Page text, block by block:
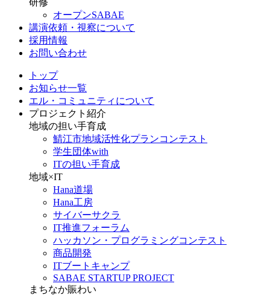
オープンSABAE
講演依頼・視察について
採用情報
お問い合わせ
トップ
お知らせ一覧
エル・コミュニティについて
プロジェクト紹介
地域の担い手育成
鯖江市地域活性化プランコンテスト
学生団体with
ITの担い手育成
地域×IT
Hana道場
Hana工房
サイバーサクラ
IT推進フォーラム
ハッカソン・プログラミングコンテスト
商品開発
ITブートキャンプ
SABAE STARTUP PROJECT
まちなか賑わい